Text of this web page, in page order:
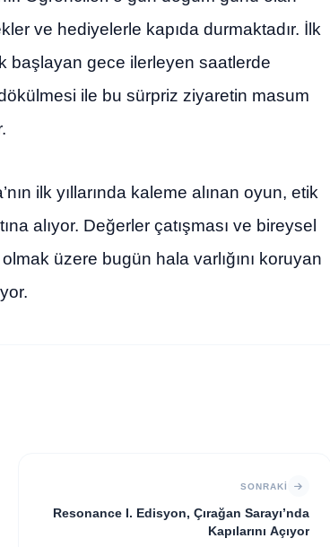
ve hediyelerle kapıda durmaktadır. İlk
başlayan gece ilerleyen saatlerde
ile bu sürpriz ziyaretin masum
ilk yıllarında kaleme alınan oyun, etik
alıyor. Değerler çatışması ve bireysel
üzere bugün hala varlığını koruyan
SONRAKI
Resonance I. Edisyon, Çırağan Sarayı’nda
Kapılarını Açıyor